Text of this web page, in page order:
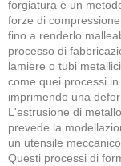
forgiatura è un
forze di
fino a renderlo
processo di
lamiere o tubi
come quei processi
imprimendo una
L'estrusione di
prevede la
un utensile
Questi processi di